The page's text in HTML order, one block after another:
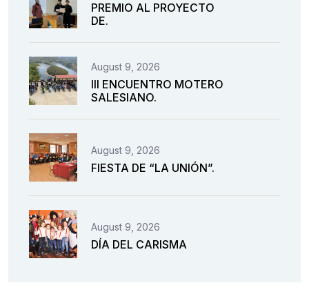
PREMIO AL PROYECTO
DE.
August 9, 2026
III ENCUENTRO MOTERO
SALESIANO.
August 9, 2026
FIESTA DE “LA UNIÓN”.
August 9, 2026
DÍA DEL CARISMA